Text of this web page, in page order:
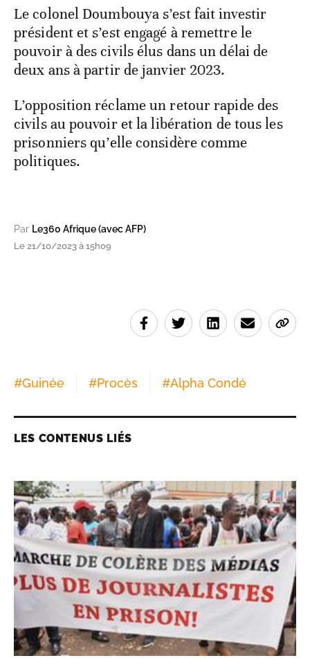
Le colonel Doumbouya s’est fait investir
président et s’est engagé à remettre le
pouvoir à des civils élus dans un délai de
deux ans à partir de janvier 2023.
L’opposition réclame un retour rapide des
civils au pouvoir et la libération de tous les
prisonniers qu’elle considère comme
politiques.
Par Le360 Afrique (avec AFP)
Le 21/10/2023 à 15h09
#Guinée #Procès #Alpha Condé
LES CONTENUS LIÉS